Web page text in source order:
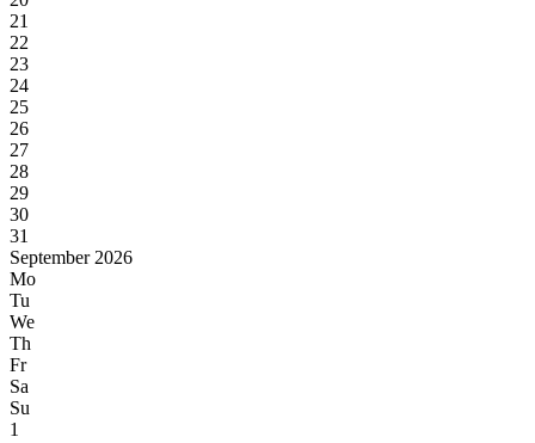
21
22
23
24
25
26
27
28
29
30
31
September 2026
Mo
Tu
We
Th
Fr
Sa
Su
1